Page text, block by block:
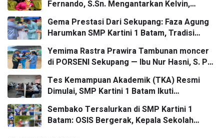
Fernando, S.Sn. Mengantarkan Kelvin,
Kartini 1 Batam—Kembali Menorehkan Juara
II FLS3N dalam Panggung Kompetisi
Bergengsi
Gema Prestasi Dari Sekupang: Faza Agung
Harumkan SMP Kartini 1 Batam, Tradisi
Yemima Rastra Prawira Tambunan moncer
di PORSENI Sekupang — Ibu Nur Hasni, S. Pd
dan Mr. Irwan Herika, M. Pd apresiasi
prestasi emas yang menggema
Tes Kemampuan Akademik (TKA) Resmi
Dimulai, SMP Kartini 1 Batam Ikuti
Sembako Tersalurkan di SMP Kartini 1
Batam: OSIS Bergerak, Kepala Sekolah